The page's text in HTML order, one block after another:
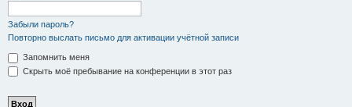
Забыли пароль?
Повторно выслать письмо для активации учётной записи
Запомнить меня
Скрыть моё пребывание на конференции в этот раз